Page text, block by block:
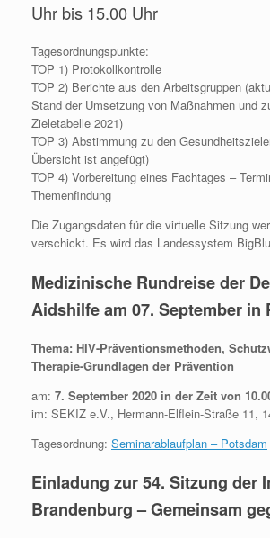
Uhr bis 15.00 Uhr
Tagesordnungspunkte:
TOP 1) Protokollkontrolle
TOP 2) Berichte aus den Arbeitsgruppen
Stand der Umsetzung von Maßnahmen und
Zieletabelle 2021)
TOP 3) Abstimmung zu den
Übersicht ist angefügt)
TOP 4) Vorbereitung eines Fachtages –
Themenfindung
Die Zugangsdaten für die virtuelle Sitzung
verschickt. Es wird das Landessystem
Medizinische Rundreise der
Aidshilfe am 07. September in
Thema: HIV-Präventionsmethoden,
Therapie-Grundlagen der Prävention
am: 7. September 2020 in der Zeit von
im: SEKIZ e.V., Hermann-Elflein-Straße 11,
Tagesordnung: Seminarablaufplan – Potsdam
Einladung zur 54. Sitzung der
Brandenburg – Gemeinsam